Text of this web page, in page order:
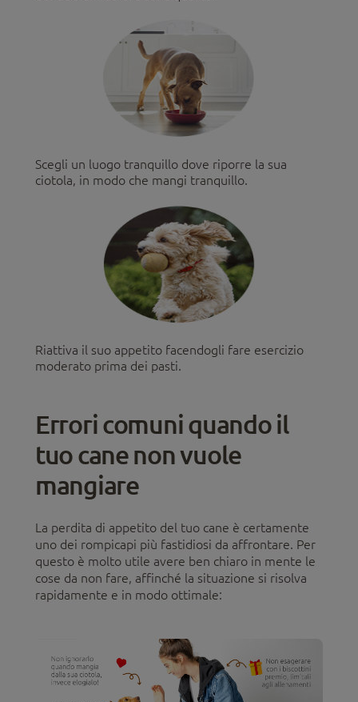
Scegli un luogo tranquillo dove riporre la sua
ciotola, in modo che mangi tranquillo.
Riattiva il suo appetito facendogli fare esercizio
moderato prima dei pasti.
Errori comuni quando il
tuo cane non vuole
mangiare
La perdita di appetito del tuo cane è certamente
uno dei rompicapi più fastidiosi da affrontare. Per
questo è molto utile avere ben chiaro in mente le
cose da non fare, affinché la situazione si risolva
rapidamente e in modo ottimale: